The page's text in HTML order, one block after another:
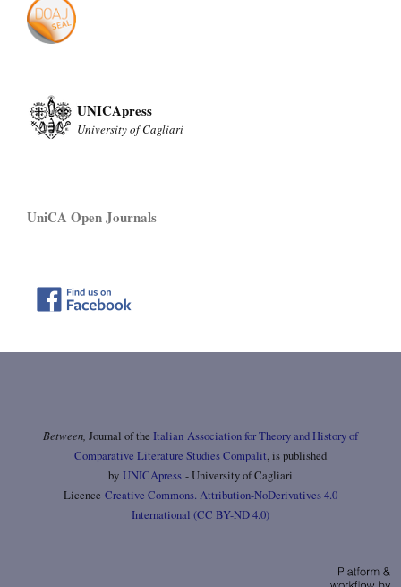
UNICApress
University of Cagliari
UniCA Open Journals
Between, Journal of the Italian Association for Theory and History of
Comparative Literature Studies Compalit, is published
by UNICApress - University of Cagliari
Licence Creative Commons. Attribution-NoDerivatives 4.0
International (CC BY-ND 4.0)